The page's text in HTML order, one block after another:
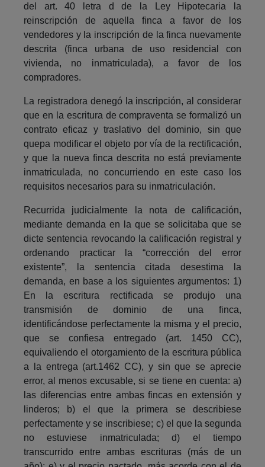
del art. 40 letra d de la Ley Hipotecaria la
reinscripción de aquella finca a favor de los
vendedores y la inscripción de la finca nuevamente
descrita (finca urbana de uso residencial con
vivienda, no inmatriculada), a favor de los
compradores.
La registradora denegó la inscripción, al considerar
que en la escritura de compraventa se formalizó un
contrato eficaz y traslativo del dominio, sin que
quepa modificar el objeto por vía de la rectificación,
y que la nueva finca descrita no está previamente
inmatriculada, no concurriendo en este caso los
requisitos necesarios para su inmatriculación.
Recurrida judicialmente la nota de calificación,
mediante demanda en la que se solicitaba que se
dicte sentencia revocando la calificación registral y
ordenando practicar la “corrección del error
existente”, la sentencia citada desestima la
demanda, en base a los siguientes argumentos: 1)
En la escritura rectificada se produjo una
transmisión de dominio de una finca,
identificándose perfectamente la misma y el precio,
que se confiesa entregado (art. 1450 CC),
equivaliendo el otorgamiento de la escritura pública
a la entrega (art.1462 CC), y sin que se aprecie
error, al menos excusable, si se tiene en cuenta: a)
las diferencias entre ambas fincas en extensión y
linderos; b) el que la primera se describiese
perfectamente y se inscribiese; c) el que la segunda
no estuviese inmatriculada; d) el tiempo
transcurrido entre ambas escrituras (más de un